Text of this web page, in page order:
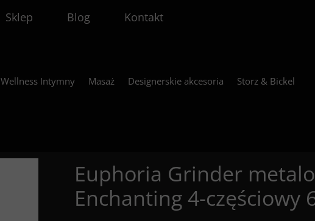
Wellness Intymny Masaż Designerskie akcesoria Storz & Bickel
Sklep Blog Kontakt
Euphoria Grinder
Enchanting 4-częściowy